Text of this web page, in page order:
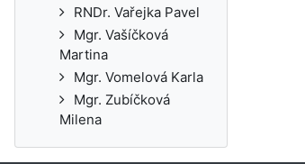
RNDr. Vařejka Pavel
Mgr. Vašíčková
Martina
Mgr. Vomelová Karla
Mgr. Zubíčková
Milena